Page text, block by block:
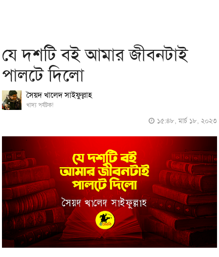
যে দশটি বই আমার জীবনটাই
পালটে দিলো
সৈয়দ খালেদ সাইফুল্লাহ
খাদ্য পর্যটক!
১৫:৪৮, মার্চ ১৮, ২০২৩